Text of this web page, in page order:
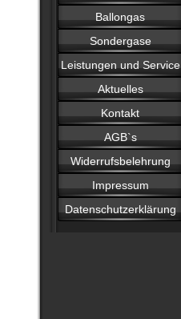
Ballongas
Sondergase
Leistungen und Service
Aktuelles
Kontakt
AGB`s
Widerrufsbelehrung
Impressum
Datenschutzerklärung